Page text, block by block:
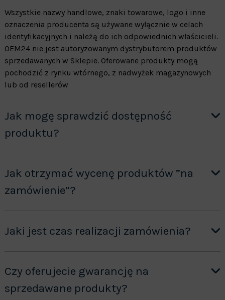
Wszystkie nazwy handlowe, znaki towarowe, logo i inne
oznaczenia producenta są używane wyłącznie w celach
identyfikacyjnych i należą do ich odpowiednich właścicieli.
OEM24 nie jest autoryzowanym dystrybutorem produktów
sprzedawanych w Sklepie. Oferowane produkty mogą
pochodzić z rynku wtórnego, z nadwyżek magazynowych
lub od resellerów
Jak mogę sprawdzić dostępność
produktu?
Jak otrzymać wycenę produktów ”na
zamówienie”?
Jaki jest czas realizacji zamówienia?
Czy oferujecie gwarancję na
sprzedawane produkty?